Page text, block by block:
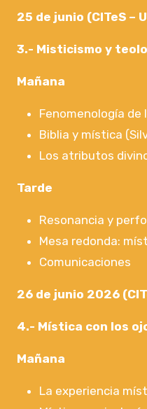
25 de junio (CITeS –
3.- Misticismo y
Mañana
Fenomenología de
Biblia y mística
Los atributos
Tarde
Resonancia y
Mesa redonda:
Comunicaciones
26 de junio 2026
4.- Mística con los
Mañana
La experiencia